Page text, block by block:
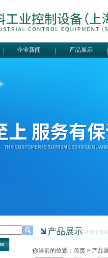
企业新闻 产品展示
产品展示
你当前的位置：首页 > 产品